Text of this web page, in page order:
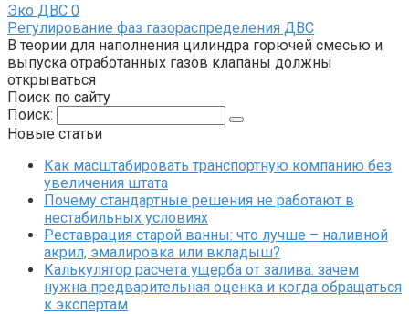
Эко ДВС 0
Регулирование фаз газораспределения ДВС
В теории для наполнения цилиндра горючей смесью и
выпуска отработанных газов клапаны должны
открываться
Поиск по сайту
Поиск:
Новые статьи
Как масштабировать транспортную компанию без
увеличения штата
Почему стандартные решения не работают в
нестабильных условиях
Реставрация старой ванны: что лучше – наливной
акрил, эмалировка или вкладыш?
Калькулятор расчета ущерба от залива: зачем
нужна предварительная оценка и когда обращаться
к экспертам